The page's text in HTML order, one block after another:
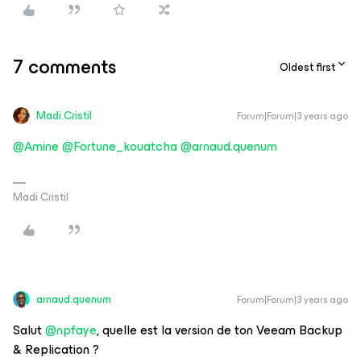
7 comments Oldest first
Madi.Cristil Forum|Forum|3 years ago
@Amine@Fortune_kouatcha@arnaud.quenum
Madi Cristil
arnaud.quenum Forum|Forum|3 years ago
Salut@npfaye, quelle est la version de ton Veeam Backup
& Replication ?